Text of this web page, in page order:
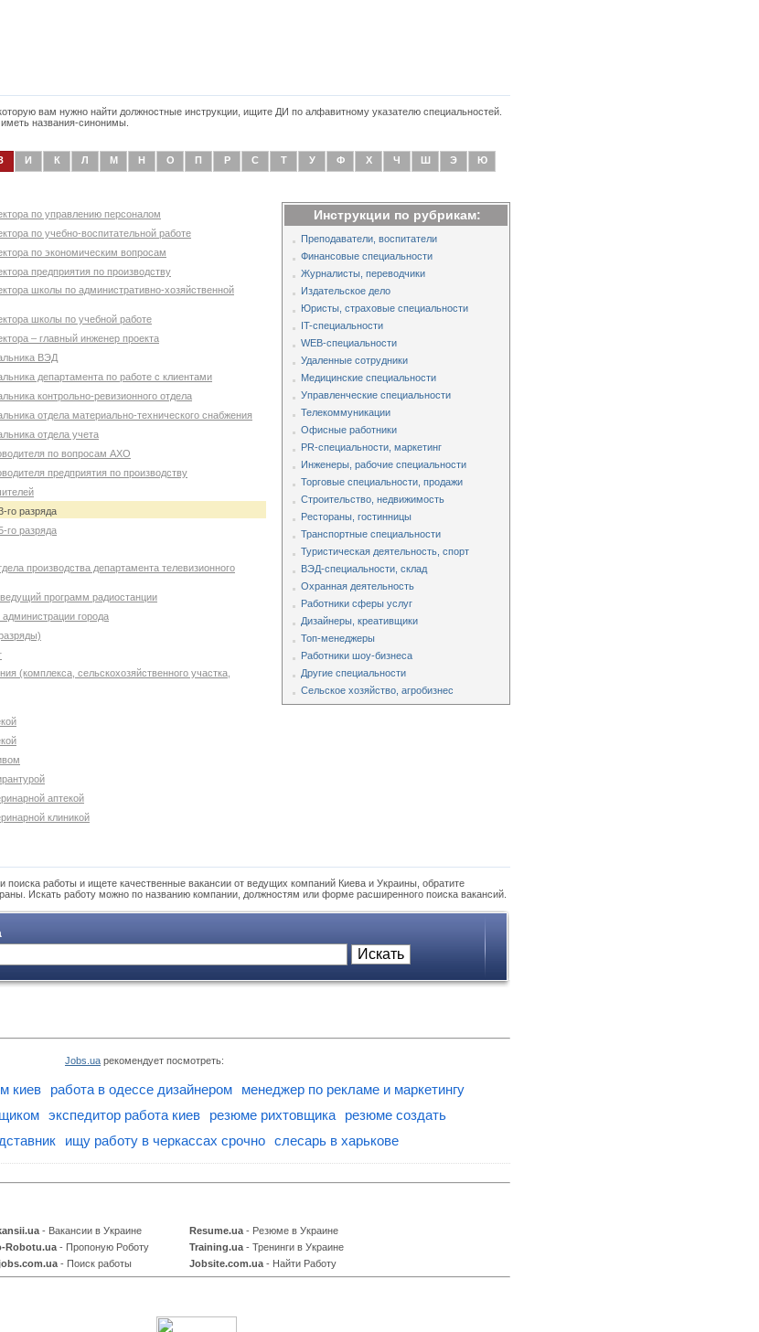
вам нужно найти должностные инструкции, ищите ДИ по алфавитному указателю специальностей.
названия-синонимы.
И К Л М Н О П Р С Т У Ф Х Ч Ш Э Ю
по управлению персоналом
по учебно-воспитательной работе
по экономическим вопросам
предприятия по производству
школы по административно-хозяйственной
школы по учебной работе
– главный инженер проекта
ВЭД
департамента по работе с клиентами
контрольно-ревизионного отдела
отдела материально-технического снабжения
отдела учета
по вопросам АХО
предприятия по производству
го разряда
го разряда
производства департамента телевизионного
программ радиостанции
города
(комплекса, сельскохозяйственного участка,
аптекой
клиникой
Инструкции по рубрикам:
Преподаватели, воспитатели
Финансовые специальности
Журналисты, переводчики
Издательское дело
Юристы, страховые специальности
IT-специальности
WEB-специальности
Удаленные сотрудники
Медицинские специальности
Управленческие специальности
Телекоммуникации
Офисные работники
PR-специальности, маркетинг
Инженеры, рабочие специальности
Торговые специальности, продажи
Строительство, недвижимость
Рестораны, гостинницы
Транспортные специальности
Туристическая деятельность, спорт
ВЭД-специальности, склад
Охранная деятельность
Работники сферы услуг
Дизайнеры, креативщики
Топ-менеджеры
Работники шоу-бизнеса
Другие специальности
Сельское хозяйство, агробизнес
поиска работы и ищете качественные вакансии от ведущих компаний Киева и Украины, обратите
Искать работу можно по названию компании, должностям или форме расширенного поиска вакансий.
Jobs.ua рекомендует посмотреть:
киев работа в одессе дизайнером
менеджер по рекламе и маркетингу
экспедитор работа киев резюме рихтовщика
резюме создать
ищу работу в черкассах срочно слесарь в харькове
- Вакансии в Украине Resume.ua - Резюме в Украине
Robotu.ua - Пропоную Роботу Training.ua - Тренинги в Украине
- Поиск работы Jobsite.com.ua - Найти Работу